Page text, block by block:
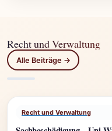
Recht und Verwaltung
Alle Beiträge →
Recht und Verwaltung